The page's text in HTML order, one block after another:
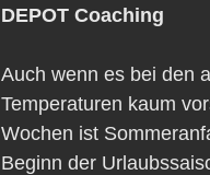
DEPOT Coaching
Auch wenn es bei den
Temperaturen kaum
Wochen ist
Beginn der